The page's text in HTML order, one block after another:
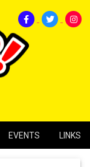
EVENTS LINKS